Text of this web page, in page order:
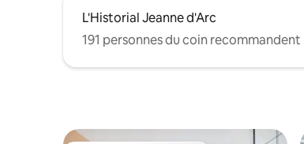
L'Historial Jeanne d'Arc
191 personnes du coin recommandent